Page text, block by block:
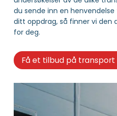
du sende inn en
ditt oppdrag, så finner vi den
for deg.
Få et tilbud på transport